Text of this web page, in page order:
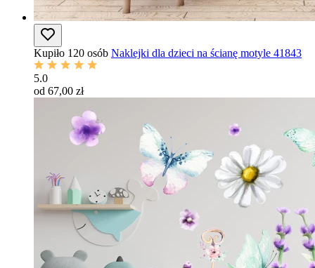
Kupiło 120 osób Naklejki dla dzieci na ścianę motyle 41843
5.0
od 67,00 zł